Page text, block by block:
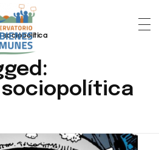
sociopolítica
sociopolítica